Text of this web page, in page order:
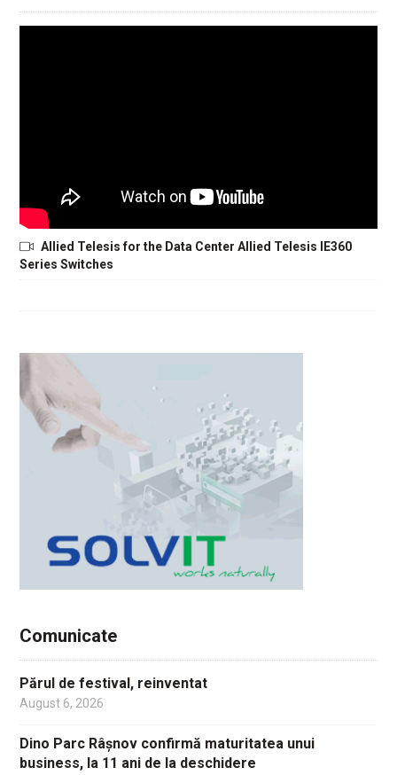
Allied Telesis for the Data Center Allied Telesis IE360
Series Switches
Comunicate
Părul de festival, reinventat
August 6, 2026
Dino Parc Râșnov confirmă maturitatea unui
business, la 11 ani de la deschidere